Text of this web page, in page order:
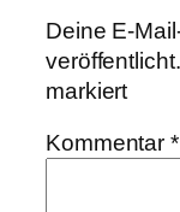
Deine E-
veröffentlicht.
markiert
Kommentar*